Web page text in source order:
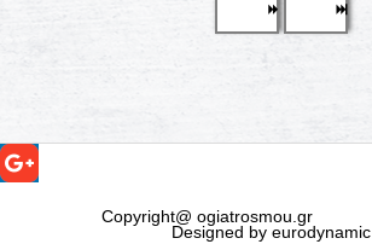
Copyright@ ogiatrosmou.gr
Designed by eurodynamic